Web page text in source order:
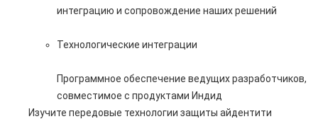
интеграцию и сопровождение наших решений
Технологические интеграции
Программное обеспечение ведущих разработчиков,
совместимое с продуктами Индид
Изучите передовые технологии защиты айдентити